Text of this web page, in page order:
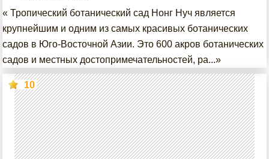
« Тропический ботанический сад Нонг Нуч является
крупнейшим и одним из самых красивых ботанических
садов в Юго-Восточной Азии. Это 600 акров ботанических
садов и местных достопримечательностей, ра...»
10